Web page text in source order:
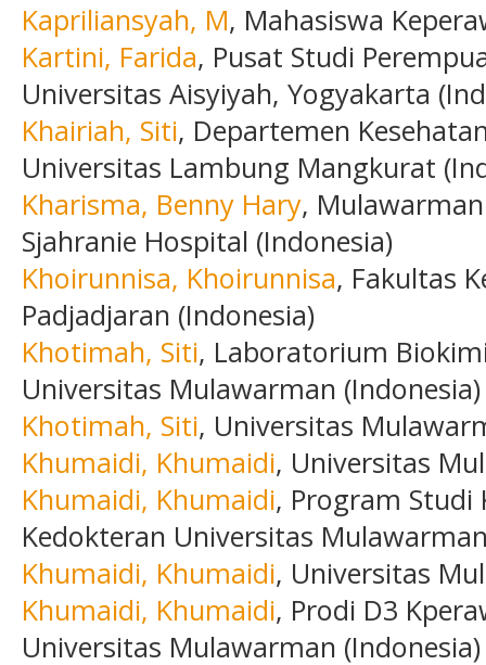
Kapriliansyah, M, Mahasiswa
Kartini, Farida, Pusat Studi
Universitas Aisyiyah, Yogyakarta
Khairiah, Siti, Departemen
Universitas Lambung Mangkurat
Kharisma, Benny Hary,
Sjahranie Hospital (Indonesia)
Khoirunnisa, Khoirunnisa, Fakultas
Padjadjaran (Indonesia)
Khotimah, Siti, Laboratorium
Universitas Mulawarman (Indonesia)
Khotimah, Siti, Universitas
Khumaidi, Khumaidi, Universitas
Khumaidi, Khumaidi, Program Studi
Kedokteran Universitas
Khumaidi, Khumaidi, Universitas
Khumaidi, Khumaidi, Prodi D3
Universitas Mulawarman (Indonesia)